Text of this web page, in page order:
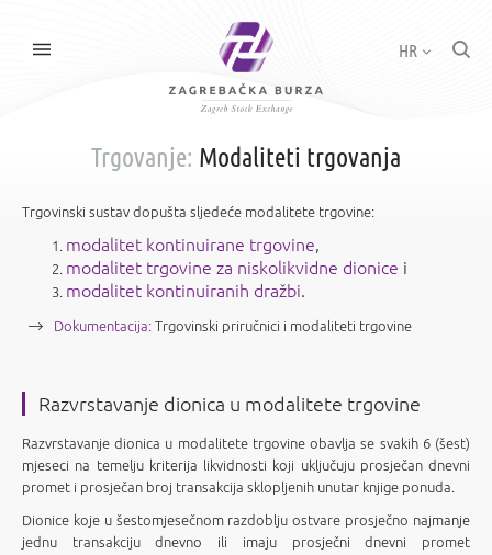
HR
Trgovanje: Modaliteti trgovanja
Trgovinski sustav dopušta sljedeće modalitete trgovine:
modalitet kontinuirane trgovine,
modalitet trgovine za niskolikvidne dionice i
modalitet kontinuiranih dražbi.
Dokumentacija: Trgovinski priručnici i modaliteti trgovine
Razvrstavanje dionica u modalitete trgovine
Razvrstavanje dionica u modalitete trgovine obavlja se svakih 6 (šest)
mjeseci na temelju kriterija likvidnosti koji uključuju prosječan dnevni
promet i prosječan broj transakcija sklopljenih unutar knjige ponuda.
Dionice koje u šestomjesečnom razdoblju ostvare prosječno najmanje
jednu transakciju dnevno ili imaju prosječni dnevni promet